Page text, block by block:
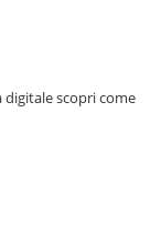
digitale scopri come